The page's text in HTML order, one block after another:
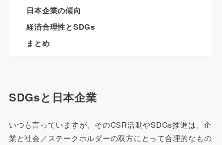
日本企業の傾向
経済合理性とSDGs
まとめ
SDGsと日本企業
いつも言っていますが、そのCSR活動やSDGs推進は、企
業と社会／ステークホルダーの双方にとって合理的なもの